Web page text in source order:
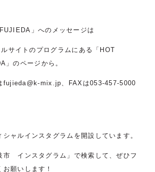
」へのメッセージは
サイトのプログラムにある「HOT
」のページから。
fujieda@k-mix.jp、FAXは053-457-5000
ャルインスタグラムを開設しています。
市 インスタグラム」で検索して、ぜひフ
願いします！